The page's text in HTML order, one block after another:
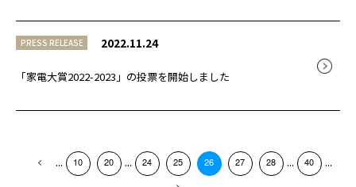
PRESS RELEASE 2022.11.24
「家電大賞2022-2023」の投票を開始しました
... 10 20 ... 24 25 26 27 28 ... 40 ...